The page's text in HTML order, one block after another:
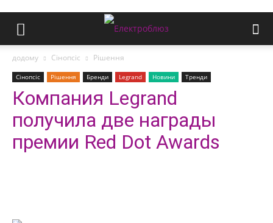
додому Сінопсіс Рішення
Сінопсіс Рішення Бренди Legrand Новини Тренди
Компания Legrand
получила две награды
премии Red Dot Awards